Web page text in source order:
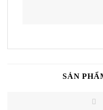
SẢN